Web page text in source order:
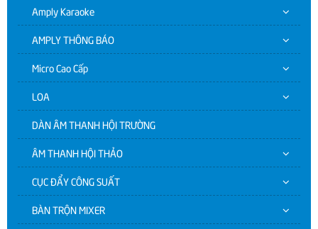
Amply Karaoke
AMPLY THÔNG BÁO
Micro Cao Cấp
LOA
DÀN ÂM THANH HỘI TRƯỜNG
ÂM THANH HỘI THẢO
CỤC ĐẨY CÔNG SUẤT
BÀN TRỘN MIXER